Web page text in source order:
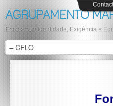
AGRUPAMENTO
Escola com Identidade, Exigência e